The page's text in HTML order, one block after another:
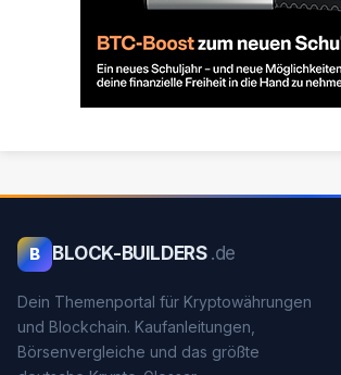
B BLOCK-BUILDERS .de
Dein Themenportal für Kryptowährungen
und Blockchain. Kaufanleitungen,
Börsenvergleiche und das größte